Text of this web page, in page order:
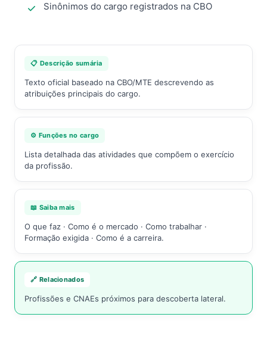
Sinônimos do cargo registrados na CBO
📋 Descrição sumária
Texto oficial baseado na CBO/MTE descrevendo as
atribuições principais do cargo.
⚙️ Funções no cargo
Lista detalhada das atividades que compõem o exercício
da profissão.
📖 Saiba mais
O que faz · Como é o mercado · Como trabalhar ·
Formação exigida · Como é a carreira.
🔗 Relacionados
Profissões e CNAEs próximos para descoberta lateral.